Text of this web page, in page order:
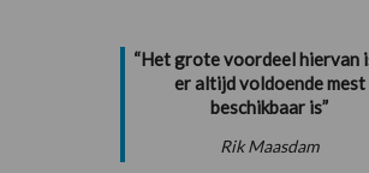
“Het grote voordeel hiervan
er altijd voldoende mest
beschikbaar is”
Rik Maasdam